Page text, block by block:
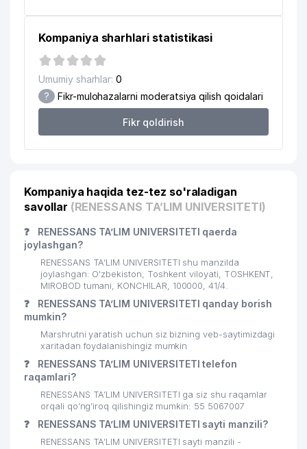
Kompaniya sharhlari statistikasi
Umumiy sharhlar: 0
? Fikr-mulohazalarni moderatsiya qilish qoidalari
Fikr qoldirish
Kompaniya haqida tez-tez so'raladigan
savollar (RENESSANS TA’LIM UNIVERSITETI)
❓
RENESSANS TA’LIM UNIVERSITETI qaerda
joylashgan?
RENESSANS TA’LIM UNIVERSITETI shu manzilda
joylashgan: O'zbekiston, Toshkent viloyati, TOSHKENT,
MIROBOD tumani, KONCHILAR, 100000, 41/4.
❓
RENESSANS TA’LIM UNIVERSITETI qanday borish
mumkin?
Marshrutni yaratish uchun siz bizning veb-saytimizdagi
xaritadan foydalanishingiz mumkin
❓
RENESSANS TA’LIM UNIVERSITETI telefon
raqamlari?
RENESSANS TA’LIM UNIVERSITETI ga siz shu raqamlar
orqali qo’ng’iroq qilishingiz mumkin: 55 5067007
❓ RENESSANS TA’LIM UNIVERSITETI sayti manzili?
RENESSANS TA’LIM UNIVERSITETI sayti manzili -